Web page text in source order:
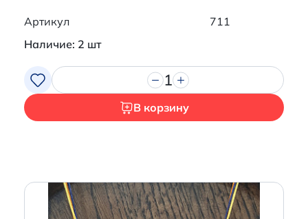
Артикул
711
Наличие: 2 шт
1
В корзину